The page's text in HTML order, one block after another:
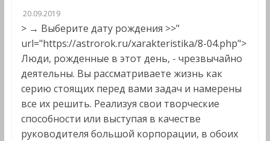
20.09.2019
> → Выберите дату рождения >>"
url="https://astrorok.ru/xarakteristika/8-04.php">
Люди, рожденные в этот день, - чрезвычайно
деятельны. Вы рассматриваете жизнь как
серию стоящих перед вами задач и намерены
все их решить. Реализуя свои творческие
способности или выступая в качестве
руководителя большой корпорации, в обоих